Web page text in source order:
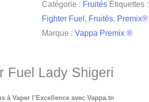
Catégorie : Fruités Étiquettes :
Fighter Fuel , Fruités, Premix®
Marque : Vappa Premix ®
Fuel Lady Shigeri
à Vaper l’Excellence avec Vappa.tn